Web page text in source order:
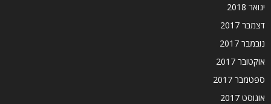
ינואר 2018
דצמבר 2017
נובמבר 2017
אוקטובר 2017
ספטמבר 2017
אוגוסט 2017